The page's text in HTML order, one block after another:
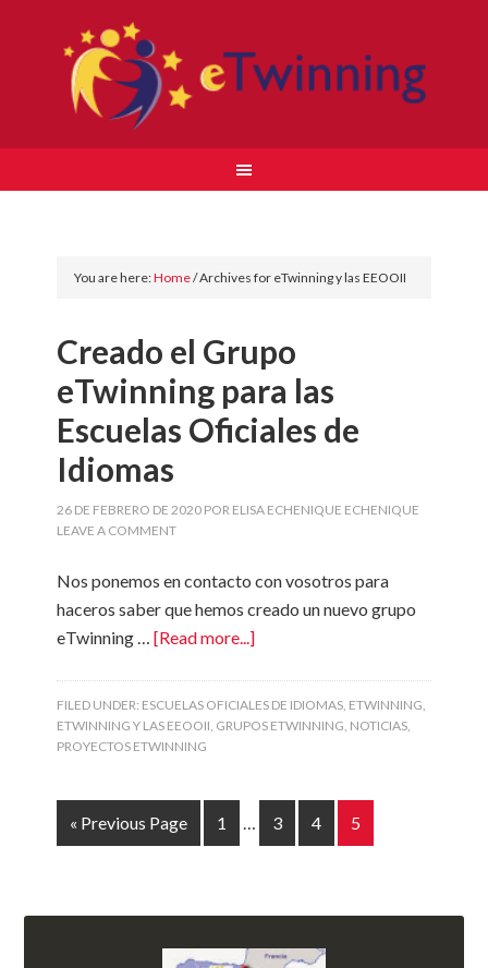
You are here:Home/Archives for eTwinning y las EEOOII
Creado el Grupo
eTwinning para las
Escuelas Oficiales de
Idiomas
26 DE FEBRERO DE 2020 POR ELISA ECHENIQUE ECHENIQUE
LEAVE A COMMENT
Nos ponemos en contacto con vosotros para
haceros saber que hemos creado un nuevo grupo
eTwinning …[Read more...]
FILED UNDER: ESCUELAS OFICIALES DE IDIOMAS, ETWINNING,
ETWINNING Y LAS EEOOII, GRUPOS ETWINNING, NOTICIAS,
PROYECTOS ETWINNING
« Previous Page 1 … 3 4 5